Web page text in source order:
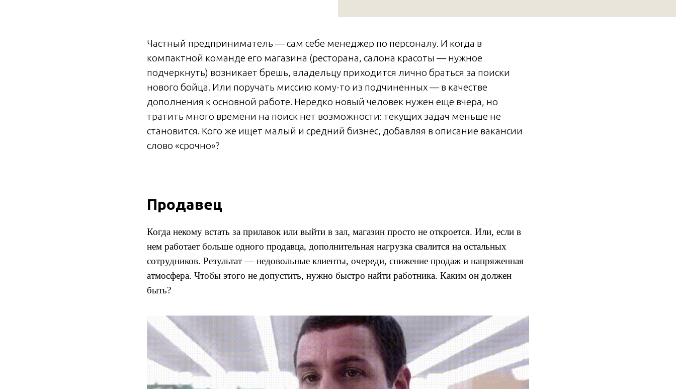
Частный предприниматель — сам себе менеджер по персоналу. И когда в
компактной команде его магазина (ресторана, салона красоты — нужное
подчеркнуть) возникает брешь, владельцу приходится лично браться за поиски
нового бойца. Или поручать миссию кому-то из подчиненных — в качестве
дополнения к основной работе. Нередко новый человек нужен еще вчера, но
тратить много времени на поиск нет возможности: текущих задач меньше не
становится. Кого же ищет малый и средний бизнес, добавляя в описание вакансии
слово «срочно»?
Продавец
Когда некому встать за прилавок или выйти в зал, магазин просто не откроется. Или, если в
нем работает больше одного продавца, дополнительная нагрузка свалится на остальных
сотрудников. Результат — недовольные клиенты, очереди, снижение продаж и напряженная
атмосфера. Чтобы этого не допустить, нужно быстро найти работника. Каким он должен
быть?